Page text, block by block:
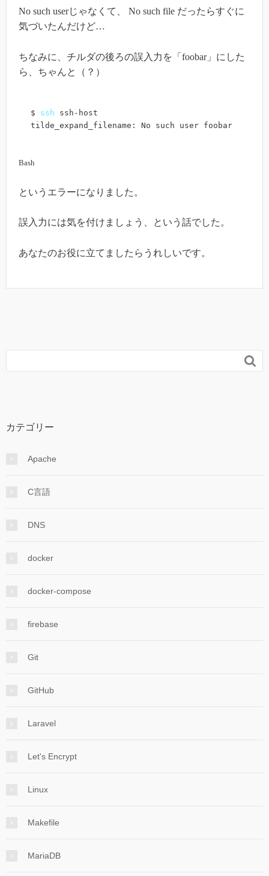
No such userじゃなくて、 No such file だったらすぐに
気づいたんだけど…
ちなみに、チルダの後ろの誤入力を「foobar」にした
ら、ちゃんと（？）
$ ssh ssh-host
tilde_expand_filename: No such user foobar
Bash
というエラーになりました。
誤入力には気を付けましょう、という話でした。
あなたのお役に立てましたらうれしいです。

カテゴリー
Apache
C言語
DNS
docker
docker-compose
firebase
Git
GitHub
Laravel
Let's Encrypt
Linux
Makefile
MariaDB